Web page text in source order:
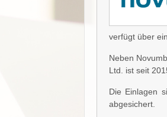
verfügt über
Neben
Ltd. ist seit
Die Einlagen
abgesichert.